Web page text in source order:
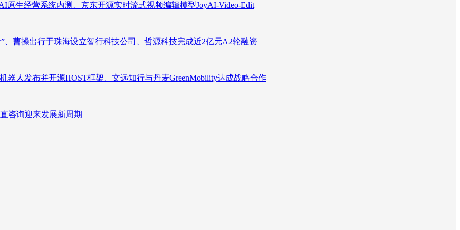
生经营系统内测、京东开源实时流式视频编辑模型JoyAI-Video-Edit
曹操出行于珠海设立智行科技公司、哲源科技完成近2亿元A2轮融资
器人发布并开源HOST框架、文远知行与丹麦GreenMobility达成战略合作
咨询迎来发展新周期